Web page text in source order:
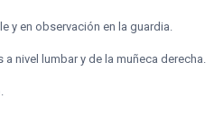
y en observación en la guardia.
nivel lumbar y de la muñeca derecha.